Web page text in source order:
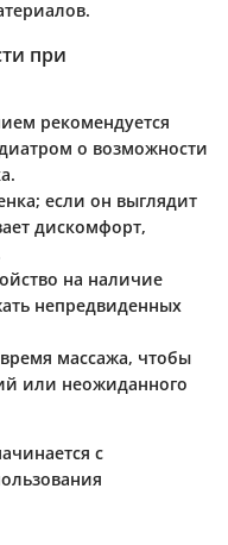
при
рекомендуется
о возможности
; если он выглядит
дискомфорт,
на наличие
непредвиденных
массажа, чтобы
или неожиданного
с